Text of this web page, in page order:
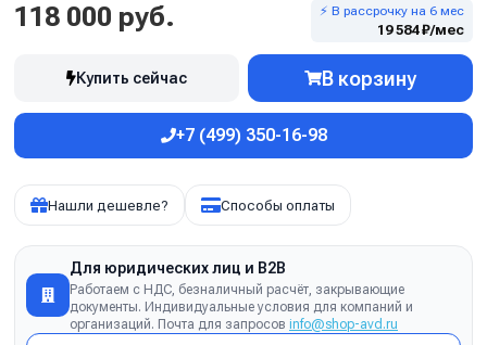
118 000 руб. ⚡ В рассрочку на 6 мес
19 584 ₽/мес
Купить сейчас В корзину
+7 (499) 350-16-98
Нашли дешевле? Способы оплаты
Для юридических лиц и B2B
Работаем с НДС, безналичный расчёт, закрывающие
документы. Индивидуальные условия для компаний и
организаций. Почта для запросов info@shop-avd.ru